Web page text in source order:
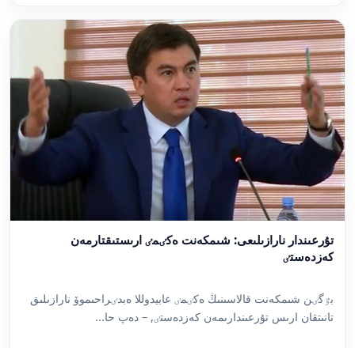
تۇرعىندار نارازىلىعى: شىمكەنت ەكٸمٸ ارىستىقتارمەن
كەزدەستٸ
بٷگٸن شىمكەنت قالاسىنىڭ ەكٸمٸ عابيدوللا ەبدٸراحىموۆ نارازىلىق
تانىتقان ارىس تۇرعىندارىمەن كەزدەستٸ, – دەپ حا...